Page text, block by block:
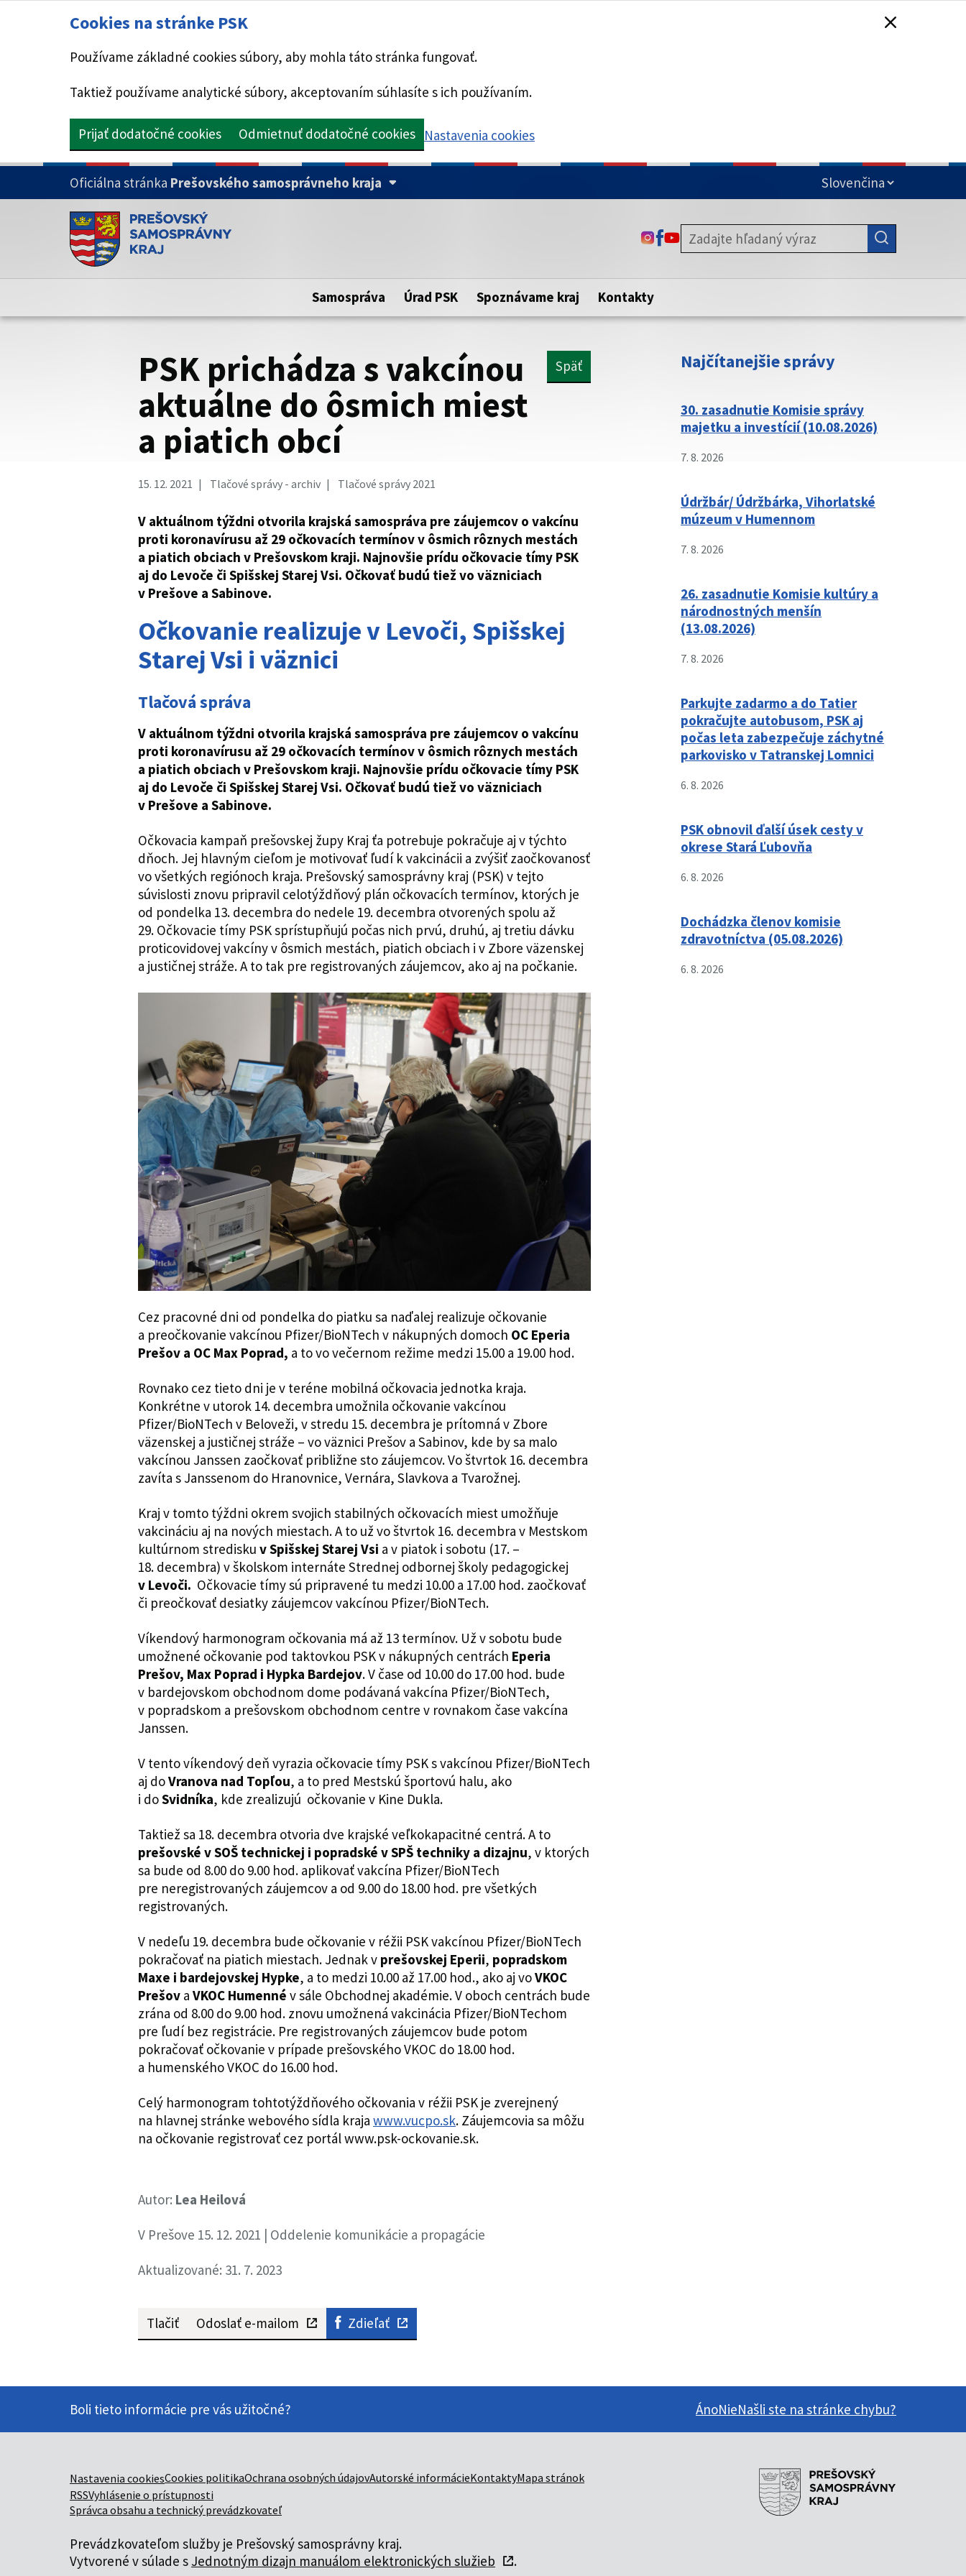
Cookies na stránke PSK
Používame základné cookies súbory, aby mohla táto stránka fungovať.
Taktiež používame analytické súbory, akceptovaním súhlasíte s ich používaním.
Prijať dodatočné cookies Odmietnuť dodatočné cookies Nastavenia cookies
PRESKOČIŤ NA HLAVNÝ OBSAH
Oficiálna stránka Prešovského samosprávneho kraja
Doména psk.sk je oficiálna
Toto je oficiálna webová stránka Prešovského samosprávneho kraja.
Táto stránka je zabezpečená
zabezpečenú webovú stránku. Zabezpečená stránka vždy začína
https:// pred názvom domény webového sídla.
ODKAZ SA OTVORÍ NA NOVEJ KARTE
ODKAZ SA OTVORÍ NA NOVEJ KARTE
ODKAZ SA OTVORÍ NA NOVEJ KARTE
Samospráva Úrad PSK Spoznávame kraj Kontakty
PSK prichádza s vakcínou
aktuálne do ôsmich miest
a piatich obcí
Späť
15. 12. 2021 Tlačové správy - archiv Tlačové správy 2021
V aktuálnom týždni otvorila krajská samospráva pre záujemcov o vakcínu
proti koronavírusu až 29 očkovacích termínov v ôsmich rôznych mestách
a piatich obciach v Prešovskom kraji. Najnovšie prídu očkovacie tímy PSK
aj do Levoče či Spišskej Starej Vsi. Očkovať budú tiež vo väzniciach
v Prešove a Sabinove.
Očkovanie realizuje v Levoči, Spišskej
Starej Vsi i väznici
Tlačová správa
V aktuálnom týždni otvorila krajská samospráva pre záujemcov o vakcínu
proti koronavírusu až 29 očkovacích termínov v ôsmich rôznych mestách
a piatich obciach v Prešovskom kraji. Najnovšie prídu očkovacie tímy PSK
aj do Levoče či Spišskej Starej Vsi. Očkovať budú tiež vo väzniciach
v Prešove a Sabinove.
Očkovacia kampaň prešovskej župy Kraj ťa potrebuje pokračuje aj v týchto
dňoch. Jej hlavným cieľom je motivovať ľudí k vakcinácii a zvýšiť zaočkovanosť
vo všetkých regiónoch kraja. Prešovský samosprávny kraj (PSK) v tejto
súvislosti znovu pripravil celotýždňový plán očkovacích termínov, ktorých je
od pondelka 13. decembra do nedele 19. decembra otvorených spolu až
29. Očkovacie tímy PSK sprístupňujú počas nich prvú, druhú, aj tretiu dávku
proticovidovej vakcíny v ôsmich mestách, piatich obciach i v Zbore väzenskej
a justičnej stráže. A to tak pre registrovaných záujemcov, ako aj na počkanie.
Cez pracovné dni od pondelka do piatku sa naďalej realizuje očkovanie
a preočkovanie vakcínou Pfizer/BioNTech v nákupných domoch OC Eperia
Prešov a OC Max Poprad, a to vo večernom režime medzi 15.00 a 19.00 hod.
Rovnako cez tieto dni je v teréne mobilná očkovacia jednotka kraja.
Konkrétne v utorok 14. decembra umožnila očkovanie vakcínou
Pfizer/BioNTech v Beloveži, v stredu 15. decembra je prítomná v Zbore
väzenskej a justičnej stráže – vo väznici Prešov a Sabinov, kde by sa malo
vakcínou Janssen zaočkovať približne sto záujemcov. Vo štvrtok 16. decembra
zavíta s Janssenom do Hranovnice, Vernára, Slavkova a Tvarožnej.
Kraj v tomto týždni okrem svojich stabilných očkovacích miest umožňuje
vakcináciu aj na nových miestach. A to už vo štvrtok 16. decembra v Mestskom
kultúrnom stredisku v Spišskej Starej Vsi a v piatok i sobotu (17. –
18. decembra) v školskom internáte Strednej odbornej školy pedagogickej
v Levoči. Očkovacie tímy sú pripravené tu medzi 10.00 a 17.00 hod. zaočkovať
či preočkovať desiatky záujemcov vakcínou Pfizer/BioNTech.
Víkendový harmonogram očkovania má až 13 termínov. Už v sobotu bude
umožnené očkovanie pod taktovkou PSK v nákupných centrách Eperia
Prešov, Max Poprad i Hypka Bardejov. V čase od 10.00 do 17.00 hod. bude
v bardejovskom obchodnom dome podávaná vakcína Pfizer/BioNTech,
v popradskom a prešovskom obchodnom centre v rovnakom čase vakcína
Janssen.
V tento víkendový deň vyrazia očkovacie tímy PSK s vakcínou Pfizer/BioNTech
aj doVranova nad Topľou, a to pred Mestskú športovú halu, ako
i doSvidníka, kde zrealizujú očkovanie v Kine Dukla.
Taktiež sa 18. decembra otvoria dve krajské veľkokapacitné centrá. A to
prešovské v SOŠ technickej i popradské v SPŠ techniky a dizajnu, v ktorých
sa bude od 8.00 do 9.00 hod. aplikovať vakcína Pfizer/BioNTech
pre neregistrovaných záujemcov a od 9.00 do 18.00 hod. pre všetkých
registrovaných.
V nedeľu 19. decembra bude očkovanie v réžii PSK vakcínou Pfizer/BioNTech
pokračovať na piatich miestach. Jednak v prešovskej Eperii, popradskom
Maxe i bardejovskej Hypke, a to medzi 10.00 až 17.00 hod., ako aj voVKOC
Prešov a VKOC Humenné v sále Obchodnej akadémie. V oboch centrách bude
zrána od 8.00 do 9.00 hod. znovu umožnená vakcinácia Pfizer/BioNTechom
pre ľudí bez registrácie. Pre registrovaných záujemcov bude potom
pokračovať očkovanie v prípade prešovského VKOC do 18.00 hod.
a humenského VKOC do 16.00 hod.
Celý harmonogram tohtotýždňového očkovania v réžii PSK je zverejnený
na hlavnej stránke webového sídla kraja www.vucpo.sk. Záujemcovia sa môžu
na očkovanie registrovať cez portál www.psk-ockovanie.sk.
Autor: Lea Heilová
V Prešove 15. 12. 2021 | Oddelenie komunikácie a propagácie
Aktualizované: 31. 7. 2023
Tlačiť Odoslať e-mailom Zdieľať
Najčítanejšie správy
30. zasadnutie Komisie správy
majetku a investícií (10.08.2026)
7. 8. 2026
Údržbár/ Údržbárka, Vihorlatské
múzeum v Humennom
7. 8. 2026
26. zasadnutie Komisie kultúry a
národnostných menšín
(13.08.2026)
7. 8. 2026
Parkujte zadarmo a do Tatier
pokračujte autobusom, PSK aj
počas leta zabezpečuje záchytné
parkovisko v Tatranskej Lomnici
6. 8. 2026
PSK obnovil ďalší úsek cesty v
okrese Stará Ľubovňa
6. 8. 2026
Dochádzka členov komisie
zdravotníctva (05.08.2026)
6. 8. 2026
Boli tieto informácie pre vás užitočné? ÁnoNieNašli ste na stránke chybu?
Nastavenia cookiesCookies politikaOchrana osobných údajovAutorské informácieKontaktyMapa stránok
RSSVyhlásenie o prístupnosti
Správca obsahu a technický prevádzkovateľ
Prevádzkovateľom služby je Prešovský samosprávny kraj.
Vytvorené v súlade s Jednotným dizajn manuálom elektronických služieb .